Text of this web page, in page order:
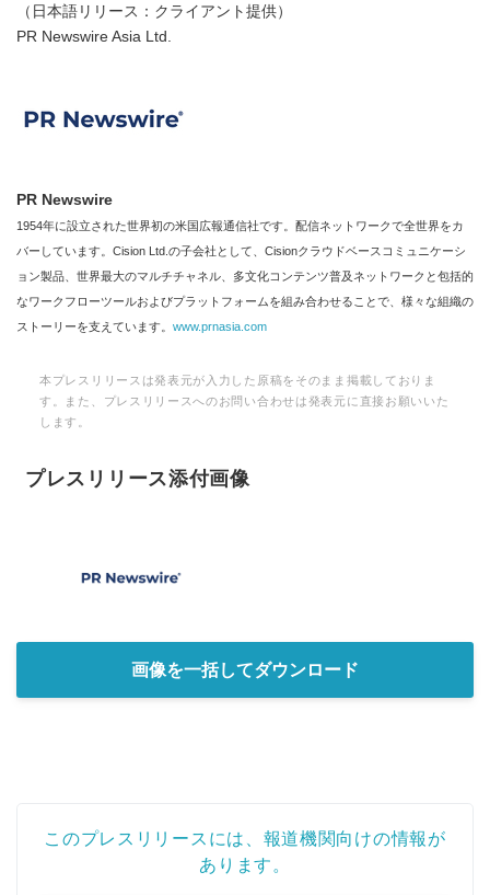
（日本語リリース：クライアント提供）
PR Newswire Asia Ltd.
PR Newswire
1954年に設立された世界初の米国広報通信社です。配信ネットワークで全世界をカ
バーしています。Cision Ltd.の子会社として、Cisionクラウドベースコミュニケーシ
ョン製品、世界最大のマルチチャネル、多文化コンテンツ普及ネットワークと包括的
なワークフローツールおよびプラットフォームを組み合わせることで、様々な組織の
ストーリーを支えています。 www.prnasia.com
本プレスリリースは発表元が入力した原稿をそのまま掲載しておりま
す。また、プレスリリースへのお問い合わせは発表元に直接お願いいた
します。
プレスリリース添付画像
画像を一括してダウンロード
このプレスリリースには、報道機関向けの情報が
あります。